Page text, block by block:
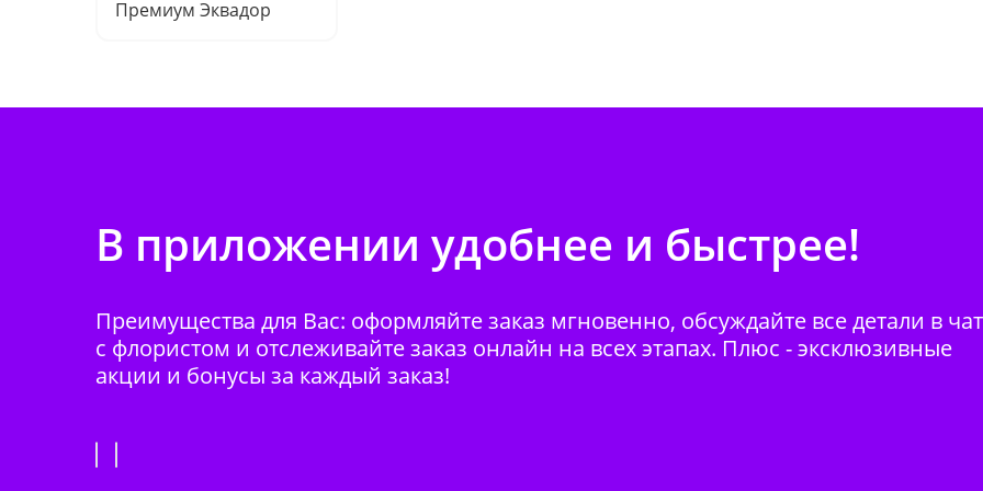
Премиум Эквадор
В приложении удобнее и быстрее!
Преимущества для Вас: оформляйте заказ мгновенно, обсуждайте все детали в
с флористом и отслеживайте заказ онлайн на всех этапах. Плюс - эксклюзивные
акции и бонусы за каждый заказ!